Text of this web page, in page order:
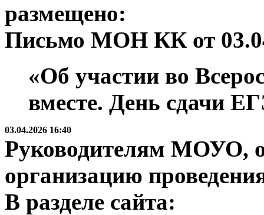
размещено:
Письмо МОН КК от
«Об участии во
вместе. День сдачи
03.04.2026 16:40
Руководителям МОУО,
организацию
В разделе сайта: